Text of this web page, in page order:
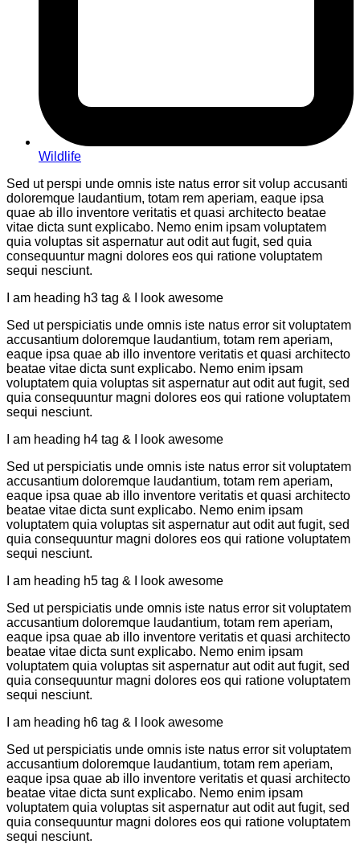
Wildlife
Sed ut perspi unde omnis iste natus error sit volup accusanti
doloremque laudantium, totam rem aperiam, eaque ipsa
quae ab illo inventore veritatis et quasi architecto beatae
vitae dicta sunt explicabo. Nemo enim ipsam voluptatem
quia voluptas sit aspernatur aut odit aut fugit, sed quia
consequuntur magni dolores eos qui ratione voluptatem
sequi nesciunt.
I am heading h3 tag & I look awesome
Sed ut perspiciatis unde omnis iste natus error sit voluptatem
accusantium doloremque laudantium, totam rem aperiam,
eaque ipsa quae ab illo inventore veritatis et quasi architecto
beatae vitae dicta sunt explicabo. Nemo enim ipsam
voluptatem quia voluptas sit aspernatur aut odit aut fugit, sed
quia consequuntur magni dolores eos qui ratione voluptatem
sequi nesciunt.
I am heading h4 tag & I look awesome
Sed ut perspiciatis unde omnis iste natus error sit voluptatem
accusantium doloremque laudantium, totam rem aperiam,
eaque ipsa quae ab illo inventore veritatis et quasi architecto
beatae vitae dicta sunt explicabo. Nemo enim ipsam
voluptatem quia voluptas sit aspernatur aut odit aut fugit, sed
quia consequuntur magni dolores eos qui ratione voluptatem
sequi nesciunt.
I am heading h5 tag & I look awesome
Sed ut perspiciatis unde omnis iste natus error sit voluptatem
accusantium doloremque laudantium, totam rem aperiam,
eaque ipsa quae ab illo inventore veritatis et quasi architecto
beatae vitae dicta sunt explicabo. Nemo enim ipsam
voluptatem quia voluptas sit aspernatur aut odit aut fugit, sed
quia consequuntur magni dolores eos qui ratione voluptatem
sequi nesciunt.
I am heading h6 tag & I look awesome
Sed ut perspiciatis unde omnis iste natus error sit voluptatem
accusantium doloremque laudantium, totam rem aperiam,
eaque ipsa quae ab illo inventore veritatis et quasi architecto
beatae vitae dicta sunt explicabo. Nemo enim ipsam
voluptatem quia voluptas sit aspernatur aut odit aut fugit, sed
quia consequuntur magni dolores eos qui ratione voluptatem
sequi nesciunt.